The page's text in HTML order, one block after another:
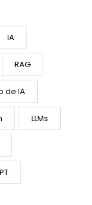
IA
RAG
de IA
LLMs